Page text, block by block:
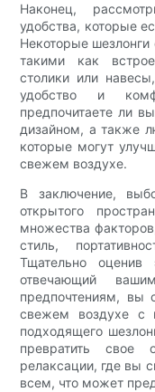
Наконец,
удобства, которые
Некоторые
такими как
столики или
удобство и
предпочитаете ли
дизайном, а также
которые могут
свежем воздухе.
В заключение,
открытого
множества
стиль,
Тщательно
отвечающий
предпочтениям, вы
свежем воздухе
подходящего
превратить свое
релаксации, где вы
всем, что может